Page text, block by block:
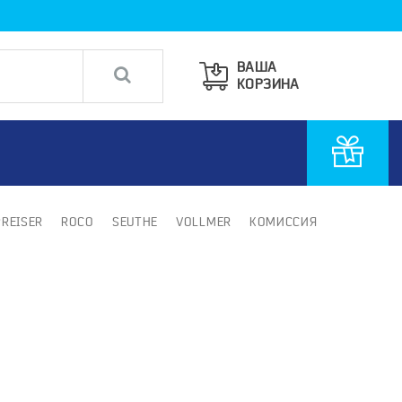
ВАША
КОРЗИНА
ROCO SEUTHE VOLLMER КОМИССИЯ